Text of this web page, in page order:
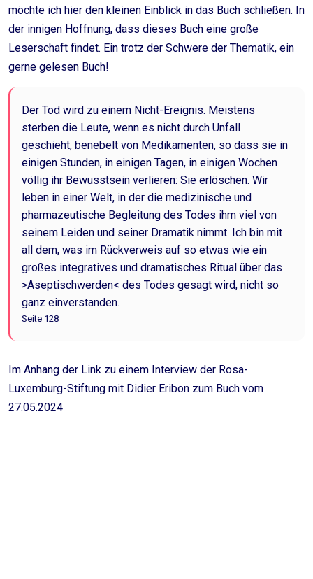
möchte ich hier den kleinen Einblick in das Buch schließen. In
der innigen Hoffnung, dass dieses Buch eine große
Leserschaft findet. Ein trotz der Schwere der Thematik, ein
gerne gelesen Buch!
Der Tod wird zu einem Nicht-Ereignis. Meistens
sterben die Leute, wenn es nicht durch Unfall
geschieht, benebelt von Medikamenten, so dass sie in
einigen Stunden, in einigen Tagen, in einigen Wochen
völlig ihr Bewusstsein verlieren: Sie erlöschen. Wir
leben in einer Welt, in der die medizinische und
pharmazeutische Begleitung des Todes ihm viel von
seinem Leiden und seiner Dramatik nimmt. Ich bin mit
all dem, was im Rückverweis auf so etwas wie ein
großes integratives und dramatisches Ritual über das
>Aseptischwerden< des Todes gesagt wird, nicht so
ganz einverstanden.
Seite 128
Im Anhang der Link zu einem Interview der Rosa-
Luxemburg-Stiftung mit Didier Eribon zum Buch vom
27.05.2024